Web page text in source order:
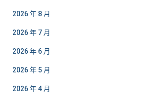
2026 年 8 月
2026 年 7 月
2026 年 6 月
2026 年 5 月
2026 年 4 月